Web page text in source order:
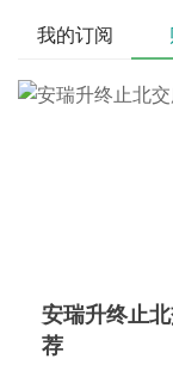
我的订阅
安瑞升终止
荐